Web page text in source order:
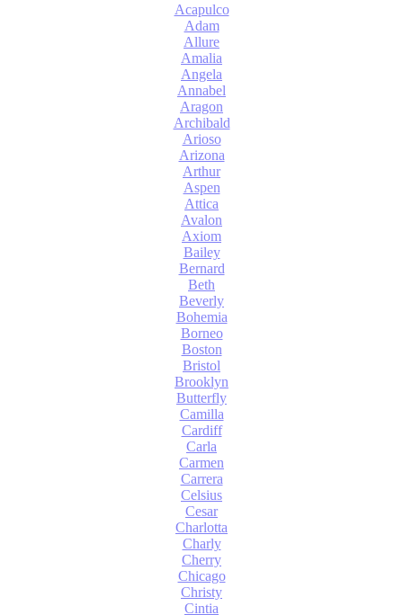
Acapulco
Adam
Allure
Amalia
Angela
Annabel
Aragon
Archibald
Arioso
Arizona
Arthur
Aspen
Attica
Avalon
Axiom
Bailey
Bernard
Beth
Beverly
Bohemia
Borneo
Boston
Bristol
Brooklyn
Butterfly
Camilla
Cardiff
Carla
Carmen
Carrera
Celsius
Cesar
Charlotta
Charly
Cherry
Chicago
Christy
Cintia